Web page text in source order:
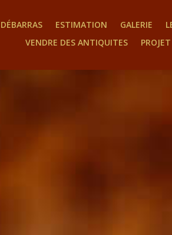
DÉBARRAS ESTIMATION GALERIE
VENDRE DES ANTIQUITES